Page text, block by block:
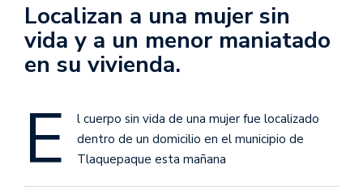
Localizan a una mujer sin
vida y a un menor maniatado
en su vivienda.
E
l cuerpo sin vida de una mujer fue localizado
dentro de un domicilio en el municipio de
Tlaquepaque esta mañana